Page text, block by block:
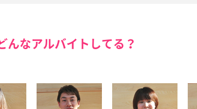
んなアルバイトしてる？